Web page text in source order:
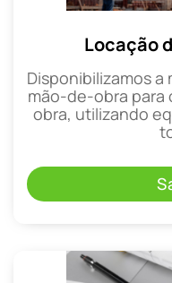
Locação
Disponibilizamos
mão-de-obra para
obra, utilizando